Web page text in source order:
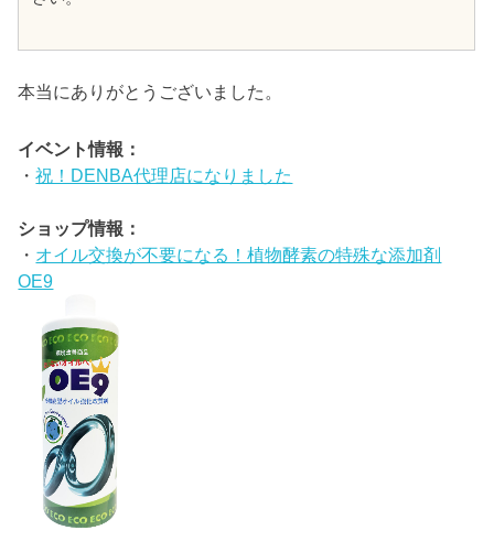
本当にありがとうございました。
イベント情報：
・祝！DENBA代理店になりました
ショップ情報：
・ オイル交換が不要になる！植物酵素の特殊な添加剤
OE9